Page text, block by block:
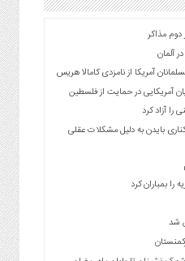
دوم مذاکر
آلمان
آمریکا از نامزدی کامالا هریس
آمریکایی در حمایت از فلسطین
بایدن به دلیل مشکلات عقلی
شد